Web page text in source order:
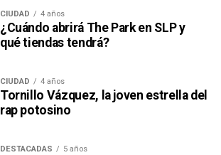
CIUDAD 4 años
¿Cuándo abrirá The Park en SLP y
qué tiendas tendrá?
CIUDAD 4 años
Tornillo Vázquez, la joven estrella del
rap potosino
DESTACADAS 5 años